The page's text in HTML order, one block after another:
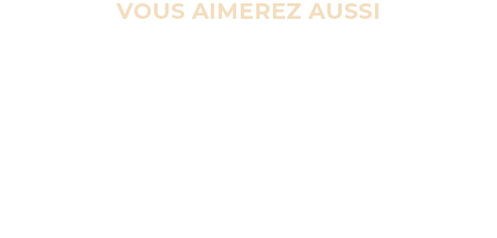
VOUS AIMEREZ AUSSI